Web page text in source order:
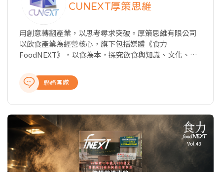
CUNEXT厚策思維
用創意轉翻產業，以思考尋求突破。厚策思維有限公司
以飲食產業為經營核心，旗下包括媒體《食力
FoodNEXT》，以食為本，探究飲食與知識、文化、商
態、飲食美學與文化、科學客觀的知識剖析、深入的報
導與專題製作，提供讀者完整全面的產業報導，讓關注
聯絡團隊